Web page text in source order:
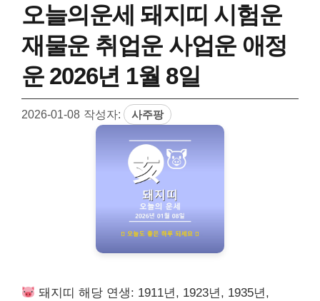
오늘의운세 돼지띠 시험운
재물운 취업운 사업운 애정
운 2026년 1월 8일
2026-01-08 작성자: 사주팡
돼지띠 해당 연생: 1911년, 1923년, 1935년,